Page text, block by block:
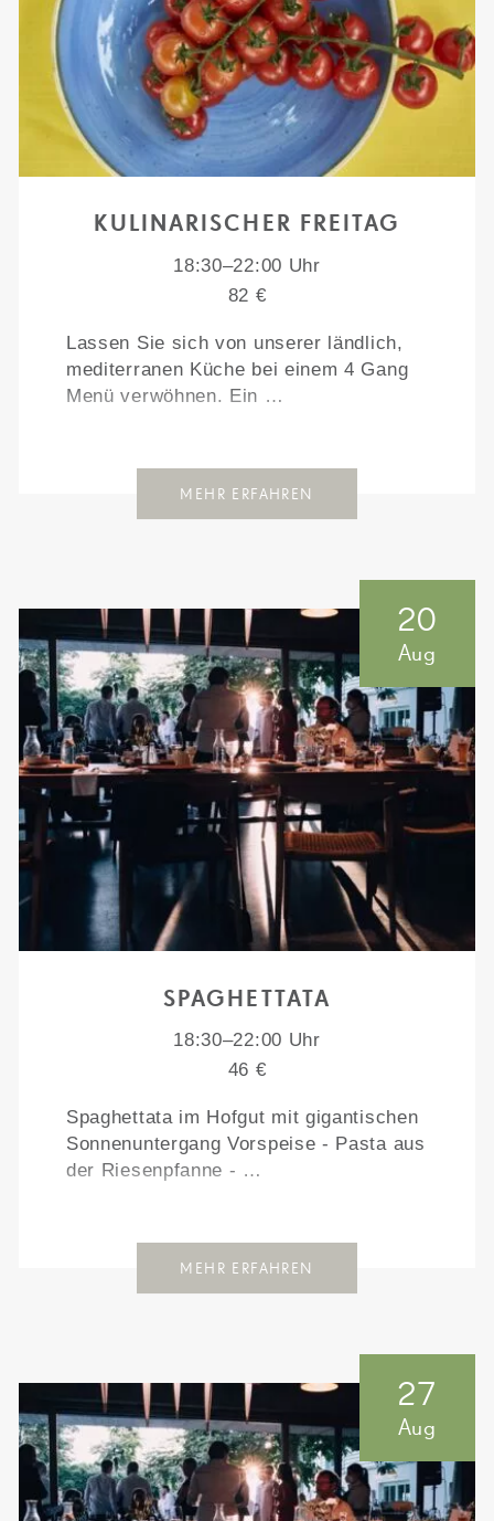
KULINARISCHER FREITAG
18:30–22:00 Uhr
82 €
Lassen Sie sich von unserer ländlich,
mediterranen Küche bei einem 4 Gang
Menü verwöhnen. Ein …
MEHR ERFAHREN
20
Aug
SPAGHETTATA
18:30–22:00 Uhr
46 €
Spaghettata im Hofgut mit gigantischen
Sonnenuntergang Vorspeise - Pasta aus
der Riesenpfanne - …
MEHR ERFAHREN
27
Aug